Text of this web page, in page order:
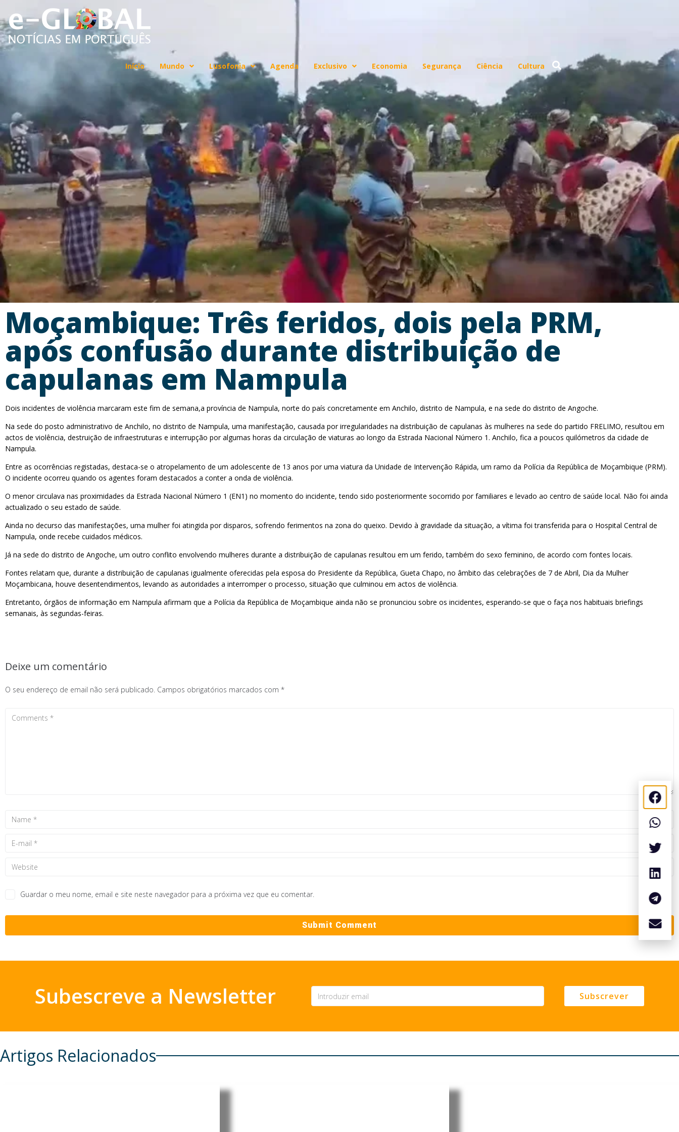
Início Mundo Lusofonia Agenda Exclusivo Economia Segurança Ciência Cultura
Moçambique: Três feridos, dois pela PRM,
após confusão durante distribuição de
capulanas em Nampula
Dois incidentes de violência marcaram este fim de semana,a província de Nampula, norte do país concretamente em Anchilo, distrito de Nampula, e na sede do distrito de Angoche.
Na sede do posto administrativo de Anchilo, no distrito de Nampula, uma manifestação, causada por irregularidades na distribuição de capulanas às mulheres na sede do partido FRELIMO, resultou em
actos de violência, destruição de infraestruturas e interrupção por algumas horas da circulação de viaturas ao longo da Estrada Nacional Número 1. Anchilo, fica a poucos quilómetros da cidade de
Nampula.
Entre as ocorrências registadas, destaca-se o atropelamento de um adolescente de 13 anos por uma viatura da Unidade de Intervenção Rápida, um ramo da Polícia da República de Moçambique (PRM).
O incidente ocorreu quando os agentes foram destacados a conter a onda de violência.
O menor circulava nas proximidades da Estrada Nacional Número 1 (EN1) no momento do incidente, tendo sido posteriormente socorrido por familiares e levado ao centro de saúde local. Não foi ainda
actualizado o seu estado de saúde.
Ainda no decurso das manifestações, uma mulher foi atingida por disparos, sofrendo ferimentos na zona do queixo. Devido à gravidade da situação, a vítima foi transferida para o Hospital Central de
Nampula, onde recebe cuidados médicos.
Já na sede do distrito de Angoche, um outro conflito envolvendo mulheres durante a distribuição de capulanas resultou em um ferido, também do sexo feminino, de acordo com fontes locais.
Fontes relatam que, durante a distribuição de capulanas igualmente oferecidas pela esposa do Presidente da República, Gueta Chapo, no âmbito das celebrações de 7 de Abril, Dia da Mulher
Moçambicana, houve desentendimentos, levando as autoridades a interromper o processo, situação que culminou em actos de violência.
Entretanto, órgãos de informação em Nampula afirmam que a Polícia da República de Moçambique ainda não se pronunciou sobre os incidentes, esperando-se que o faça nos habituais briefings
semanais, às segundas-feiras.
Deixe um comentário
O seu endereço de email não será publicado. Campos obrigatórios marcados com *
Guardar o meu nome, email e site neste navegador para a próxima vez que eu comentar.
Subescreve a Newsletter Subscrever
Artigos Relacionados